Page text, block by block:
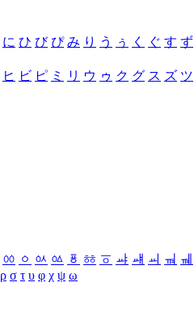
に ひ び ぴ み り う ぅ く ぐ す ず
ヒ ビ ピ ミ リ ウ ゥ ク グ ス ズ ツ
ㆀ ㆁ ㆂ ㆃ ㆄ ㆅ ㆆ ㆇ ㆈ ㆉ ㆊ ㆋ
ρ σ τ υ φ χ ψ ω